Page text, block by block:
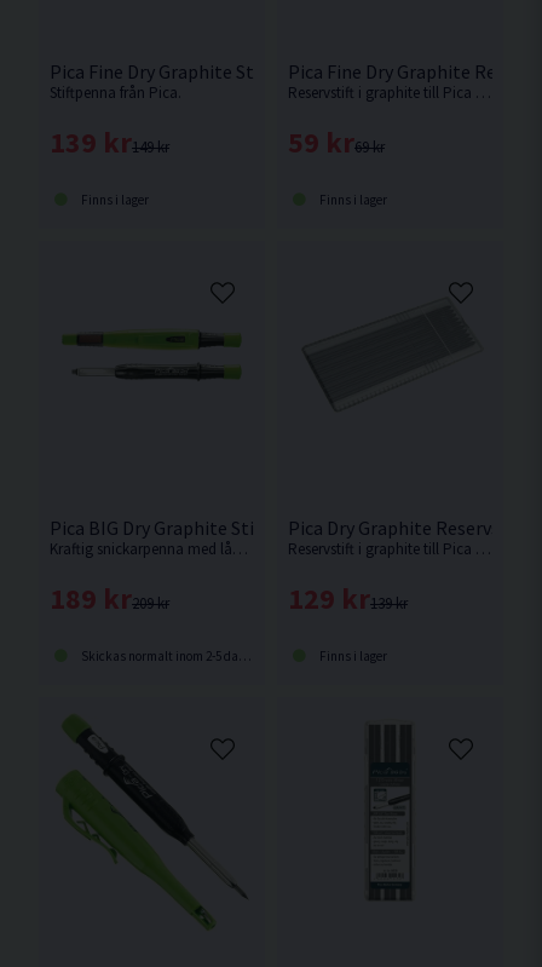
Pica Fine Dry Graphite Stiftpenna 0,9mm
Stiftpenna från Pica.
149 kr
139 kr
Finns i lager
Pica Fine Dry Graphite
Reservstift i graphite till Pica Fine Dry.
69 kr
59 kr
Finns i lager
Pica BIG Dry Graphite Stiftpenna
Kraftig snickarpenna med lång livslängd från Pica.
209 kr
189 kr
Skickas normalt inom 2-5 dagar
Pica Dry Graphite Reservstift
Reservstift i graphite till Pica Dry.
139 kr
129 kr
Finns i lager